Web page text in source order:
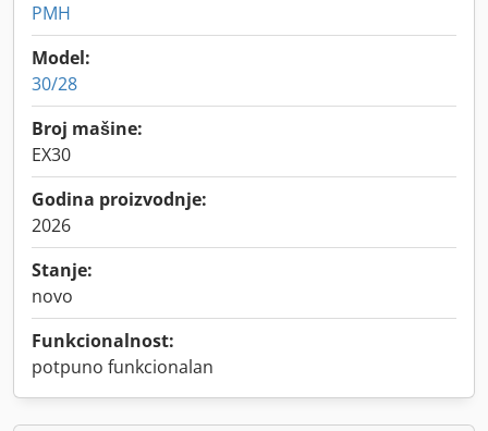
PMH
Model:
30/28
Broj mašine:
EX30
Godina proizvodnje:
2026
Stanje:
novo
Funkcionalnost:
potpuno funkcionalan